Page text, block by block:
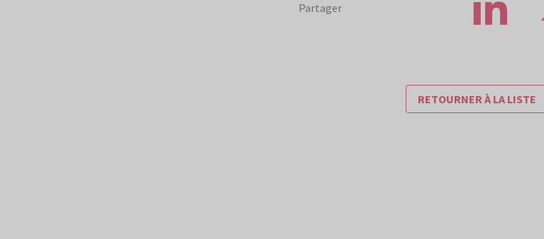
Partager
RETOURNER À LA LISTE